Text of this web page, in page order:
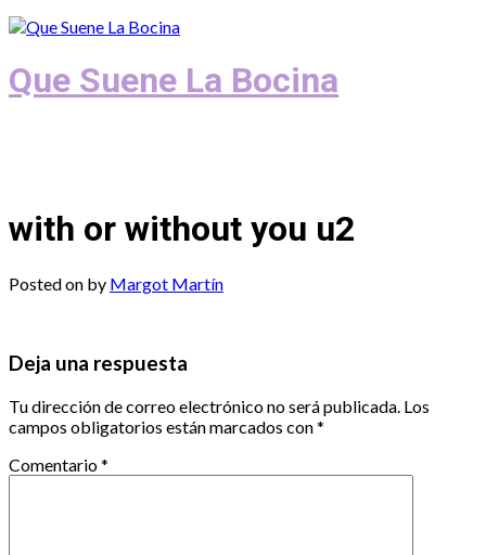
Que Suene La Bocina
with or without you u2
Posted on by Margot Martín
Deja una respuesta
Tu dirección de correo electrónico no será publicada. Los
campos obligatorios están marcados con*
Comentario*